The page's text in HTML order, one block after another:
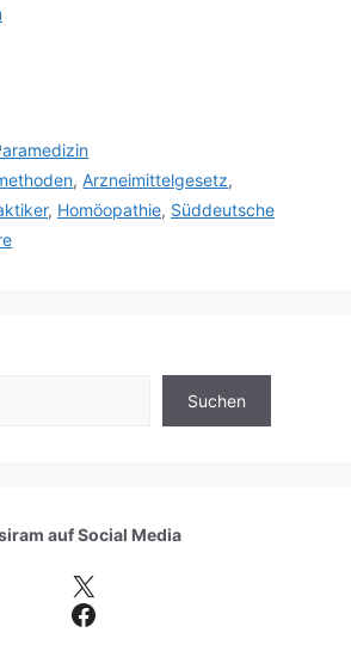
,Arzneimittelgesetz,
, Homöopathie, Süddeutsche
Suchen
aufSocial Media
X
Facebook